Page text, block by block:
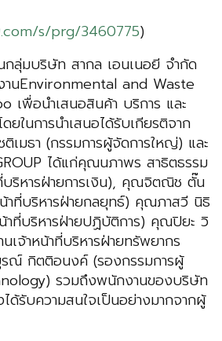
s/prg/3460775)
กลุ่มบริษัท สากล เอนเนอยี จำกัด
านEnvironmental and Waste
เพื่อนำเสนอสินค้า บริการ และ
ยในการนำเสนอได้รับเกียรติจาก
เมธา (กรรมการผู้จัดการใหญ่) และ
ได้แก่คุณนภาพร สาธิตธรรม
บริหารฝ่ายการเงิน), คุณจิตณิช ตั๊น
น้าที่บริหารฝ่ายกลยุทธ์) คุณภาสวี นิธิ
น้าที่บริหารฝ่ายปฏิบัติการ) คุณปิยะ วิ
เจ้าหน้าที่บริหารฝ่ายทรัพยากร
ณ์ กิตติอนงค์ (รองกรรมการผู้
รวมถึงพนักงานของบริษัท
ด้รับความสนใจเป็นอย่างมากจากผู้